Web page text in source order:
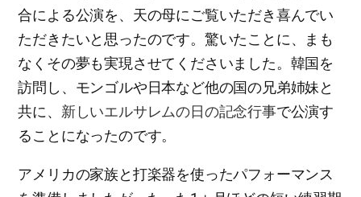
合による公演を、天の母にご覧いただき喜んでい
ただきたいと思ったのです。驚いたことに、まも
なくその夢も実現させてくださいました。韓国を
訪問し、モンゴルや日本など他の国の兄弟姉妹と
共に、 新しいエルサレムの日の記念行事で公演す
ることになったのです。
アメリカの家族と打楽器を使ったパフォーマンス